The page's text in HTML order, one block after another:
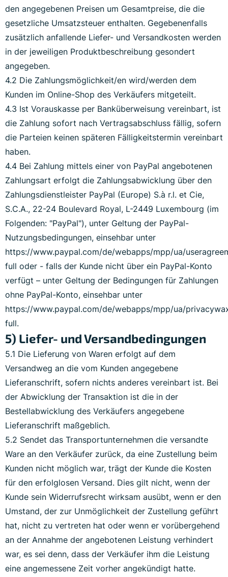
den angegebenen Preisen um Gesamtpreise, die die
gesetzliche Umsatzsteuer enthalten. Gegebenenfalls
zusätzlich anfallende Liefer- und Versandkosten werden
in der jeweiligen Produktbeschreibung gesondert
angegeben.
4.2 Die Zahlungsmöglichkeit/en wird/werden dem
Kunden im Online-Shop des Verkäufers mitgeteilt.
4.3 Ist Vorauskasse per Banküberweisung vereinbart, ist
die Zahlung sofort nach Vertragsabschluss fällig, sofern
die Parteien keinen späteren Fälligkeitstermin vereinbart
haben.
4.4 Bei Zahlung mittels einer von PayPal angebotenen
Zahlungsart erfolgt die Zahlungsabwicklung über den
Zahlungsdienstleister PayPal (Europe) S.à r.l. et Cie,
S.C.A., 22-24 Boulevard Royal, L-2449 Luxembourg (im
Folgenden: "PayPal"), unter Geltung der PayPal-
Nutzungsbedingungen, einsehbar unter
https://www.paypal.com/de/webapps/mpp/ua/
full oder - falls der Kunde nicht über ein PayPal-Konto
verfügt – unter Geltung der Bedingungen für Zahlungen
ohne PayPal-Konto, einsehbar unter
https://www.paypal.com/de/webapps/mpp/ua/
full.
5) Liefer- und Versandbedingungen
5.1 Die Lieferung von Waren erfolgt auf dem
Versandweg an die vom Kunden angegebene
Lieferanschrift, sofern nichts anderes vereinbart ist. Bei
der Abwicklung der Transaktion ist die in der
Bestellabwicklung des Verkäufers angegebene
Lieferanschrift maßgeblich.
5.2 Sendet das Transportunternehmen die versandte
Ware an den Verkäufer zurück, da eine Zustellung beim
Kunden nicht möglich war, trägt der Kunde die Kosten
für den erfolglosen Versand. Dies gilt nicht, wenn der
Kunde sein Widerrufsrecht wirksam ausübt, wenn er den
Umstand, der zur Unmöglichkeit der Zustellung geführt
hat, nicht zu vertreten hat oder wenn er vorübergehend
an der Annahme der angebotenen Leistung verhindert
war, es sei denn, dass der Verkäufer ihm die Leistung
eine angemessene Zeit vorher angekündigt hatte.